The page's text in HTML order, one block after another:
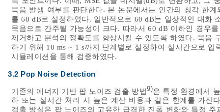
묵음 발생 여부를 판단한다. 본 논문에서는 인간의 청각 한
를 60 dB로 설정하였다. 일반적으로 60 dB는 일상적인 대화
묵음으로 간주될 가능성이 크다. 따라서 60 dB 이하인 경우
제거하고 분석의 정확도를 향상시킬 수 있도록 하였다. 묵음
하기 위해 10 ms ~ 1 s까지 단계별로 설정하여 실시간으로
시뮬레이션을 통해 검증하였다.
3.2 Pop Noise Detection
기존의 에너지 기반 팝 노이즈 검출 방법9)은 특정 환경에서
하 또는 실시간 처리 시 높은 계산 비용과 같은 한계를 가진
검출 방식은 팝 노이즈의 고유한 급격한 진폭 변화와 특정